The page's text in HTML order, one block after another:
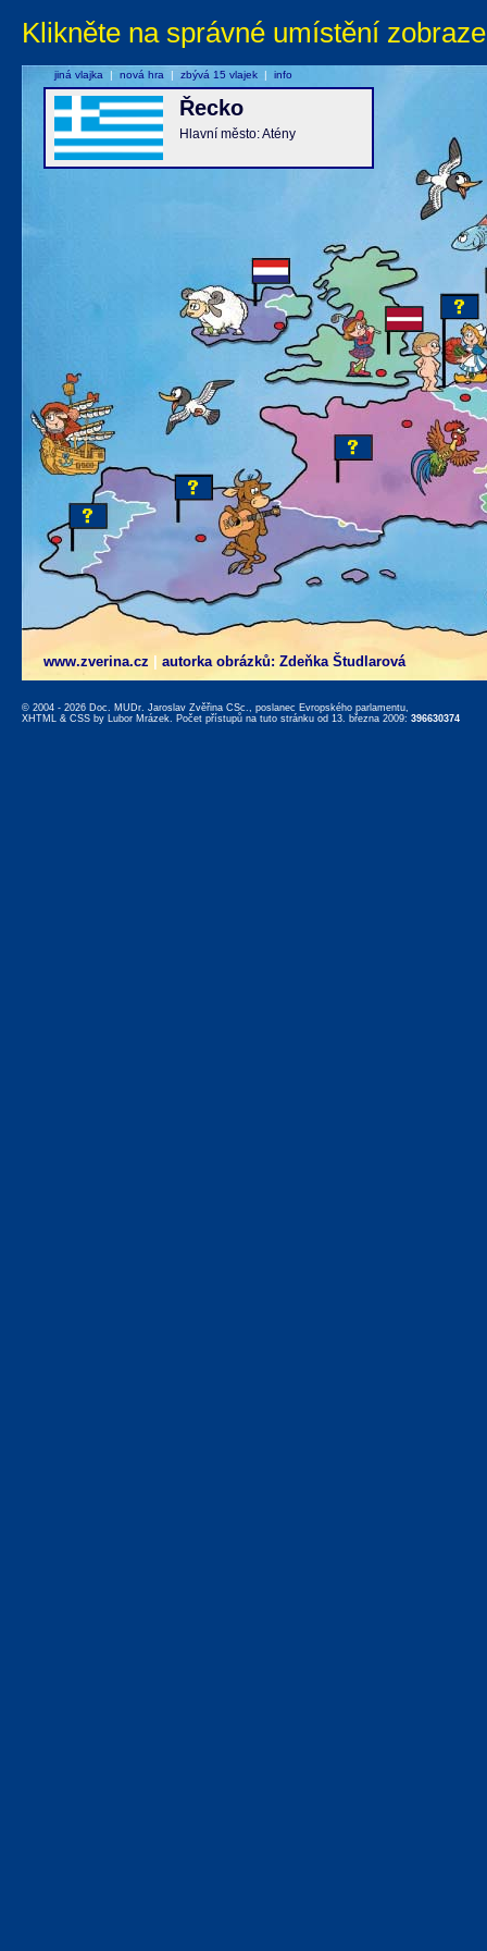
Klikněte na správné umístění
www.zverina.cz autorka obrázků: Zdeňka Študlarová
Řecko
Hlavní město: Atény
jiná vlajka | nová hra | zbývá 15 vlajek | info
© 2004 - 2026 Doc. MUDr. Jaroslav Zvěřina CSc., poslanec Evropského parlamentu,
XHTML & CSS by Lubor Mrázek. Počet přístupů na tuto stránku od 13. března 2009: 396630374